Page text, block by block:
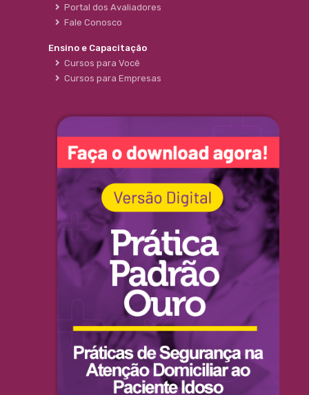
Portal dos Avaliadores
Fale Conosco
Ensino e Capacitação
Cursos para Você
Cursos para Empresas